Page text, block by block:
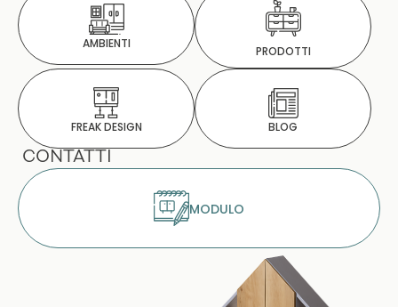
AMBIENTI
PRODOTTI
FREAK DESIGN BLOG
CONTATTI
MODULO